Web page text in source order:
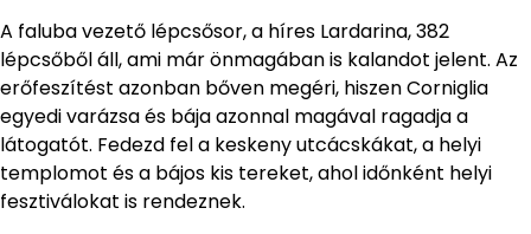
A faluba vezető lépcsősor, a híres Lardarina, 382
lépcsőből áll, ami már önmagában is kalandot jelent. Az
erőfeszítést azonban bőven megéri, hiszen Corniglia
egyedi varázsa és bája azonnal magával ragadja a
látogatót. Fedezd fel a keskeny utcácskákat, a helyi
templomot és a bájos kis tereket, ahol időnként helyi
fesztiválokat is rendeznek.